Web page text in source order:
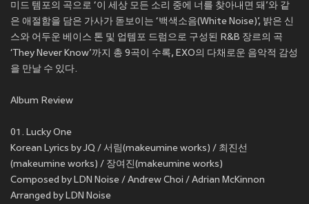
미드 템포의 곡으로 ‘이 세상 모든 소리 중에 너를 찾아내면 돼’와 같
은 애절함을 담은 가사가 돋보이는 ‘백색소음(White Noise)’, 밝은 신
스와 어두운 베이스 톤 및 업템포 드럼으로 구성된 R&B 장르의 곡
‘They Never Know’까지 총 9곡이 수록, EXO의 다채로운 음악적 감성
을 만날 수 있다.
Album Review
01. Lucky One
Korean Lyrics by JQ / 서림(makeumine works) / 최진선
(makeumine works) / 장여진(makeumine works)
Composed by LDN Noise / Andrew Choi / Adrian McKinnon
Arranged by LDN Noise